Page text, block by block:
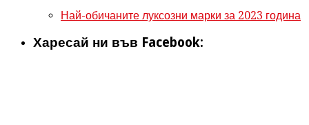
Най-обичаните луксозни марки за 2023 година
Харесай ни във Facebook: